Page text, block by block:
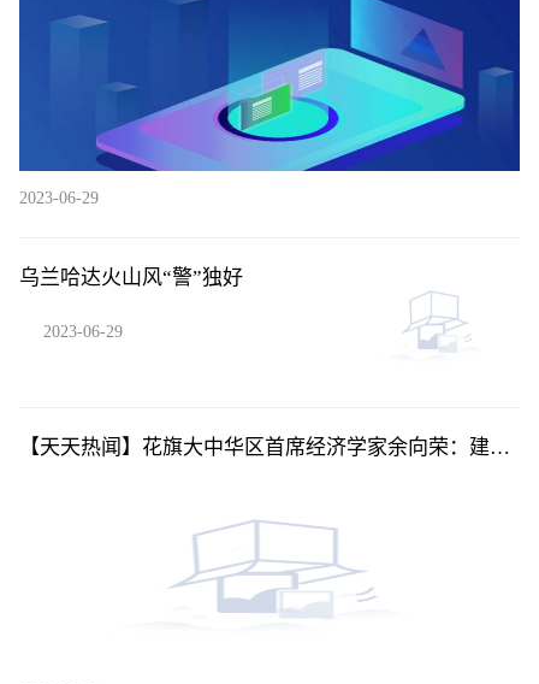
2023-06-29
乌兰哈达火山风“警”独好
2023-06-29
【天天热闻】花旗大中华区首席经济学家余向荣：建议